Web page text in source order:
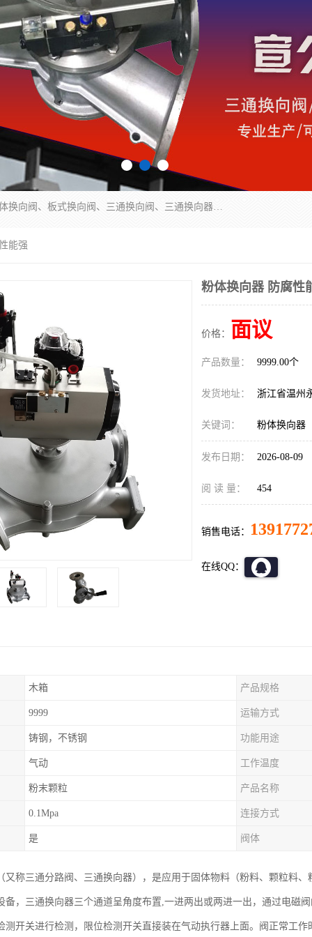
永嘉宣久机械科技有限公司主营：Y型换向阀、粉体换向阀、板式换向阀、三通换向阀、三通换向器、三通分路阀、管路换向阀等产品及服务。
能强
粉体换向器 防腐性
价格： 面议
产品数量： 9999.00个
发货地址： 浙江省温州
关键词： 粉体换向器
发布日期： 2026-08-09
阅 读 量： 454
销售电话：
在线QQ：
木箱 产品规格
9999 运输方式
铸钢，不锈钢 功能用途
气动 工作温度
粉末颗粒 产品名称
0.1Mpa 连接方式
是 阀体
又称三通分路阀、三通换向器），是应用于固体物料（粉料、颗粒料
备，三通换向器三个通道呈角度布置,一进两出或两进一出，通过电磁
测开关进行检测，限位检测开关直接装在气动执行器上面。阀正常工